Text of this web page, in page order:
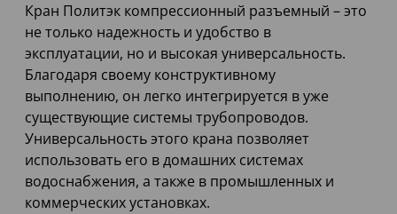
Кран Политэк компрессионный разъемный – это
не только надежность и удобство в
эксплуатации, но и высокая универсальность.
Благодаря своему конструктивному
выполнению, он легко интегрируется в уже
существующие системы трубопроводов.
Универсальность этого крана позволяет
использовать его в домашних системах
водоснабжения, а также в промышленных и
коммерческих установках.